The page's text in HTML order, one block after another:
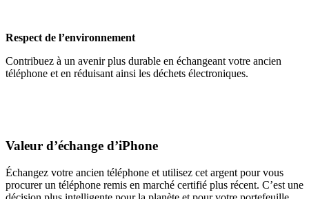
Respect de l’environnement
Contribuez à un avenir plus durable en échangeant votre ancien
téléphone et en réduisant ainsi les déchets électroniques.
Valeur d’échange d’iPhone
Échangez votre ancien téléphone et utilisez cet argent pour vous
procurer un téléphone remis en marché certifié plus récent. C’est une